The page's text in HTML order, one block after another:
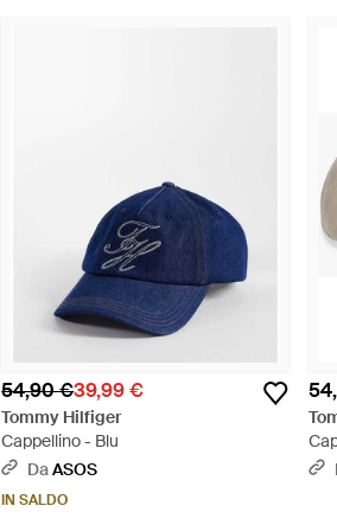
54,90 €39,99 €
Tommy Hilfiger
Cappellino - Blu
DaASOS
IN SALDO